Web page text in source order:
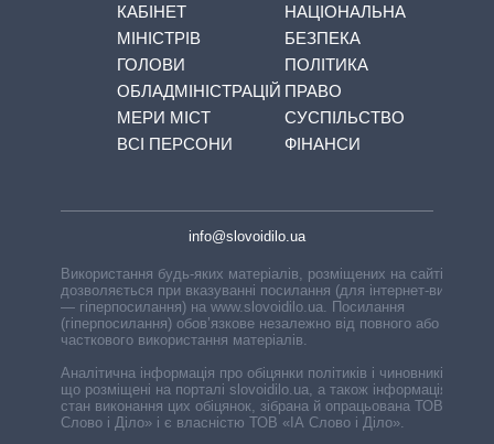
КАБІНЕТ
МІНІСТРІВ
ГОЛОВИ
ОБЛАДМІНІСТРАЦІЙ
МЕРИ МІСТ
ВСІ ПЕРСОНИ
НАЦІОНАЛЬНА
БЕЗПЕКА
ПОЛІТИКА
ПРАВО
СУСПІЛЬСТВО
ФІНАНСИ
info@slovoidilo.ua
Використання будь-яких матеріалів, розміщених на сайті,
дозволяється при вказуванні посилання (для інтернет-видань
— гіперпосилання) на www.slovoidilo.ua. Посилання
(гіперпосилання) обов’язкове незалежно від повного або
часткового використання матеріалів.
Аналітична інформація про обіцянки політиків і чиновників,
що розміщені на порталі slovoidilo.ua, а також інформація про
стан виконання цих обіцянок, зібрана й опрацьована ТОВ «ІА
Слово і Діло» і є власністю ТОВ «ІА Слово і Діло».